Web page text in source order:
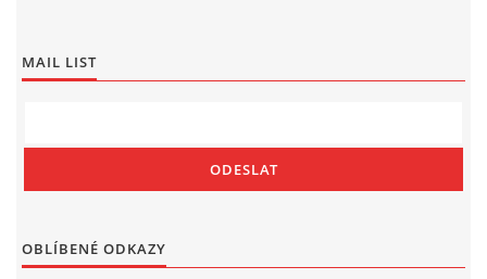
MAIL LIST
OBLÍBENÉ ODKAZY